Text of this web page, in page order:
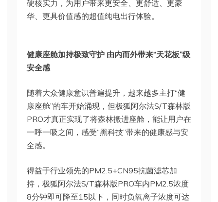
硬核实力，为用户带来更安全、更舒适、更豪
华、更具价值感的超值纯电出行体验。
健康座舱加持极致守护 由内而外带来“天花板”级
安全感
随着大众健康意识普遍提升，越来越多主打“健
康座舱”的车开始涌现，但极狐阿尔法S/T森林版
PRO才真正实现了将森林搬进座舱，能让用户在
一呼一吸之间，感受“黑科技”带来的健康感与安
全感。
得益于行业领先的PM2.5+CN95抗菌滤芯加
持，极狐阿尔法S/T森林版PRO车内PM2.5浓度
8分钟即可降至15以下，同时负氧离子浓度可达